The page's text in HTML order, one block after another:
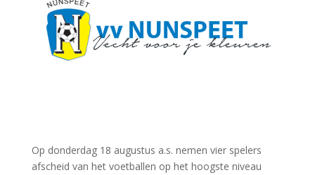
Op donderdag 18 augustus a.s. nemen vier spelers
afscheid van het voetballen op het hoogste niveau